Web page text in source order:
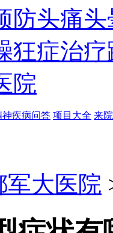
防头痛
狂症治疗
院
神疾病问答 项目大全 来
军大医院